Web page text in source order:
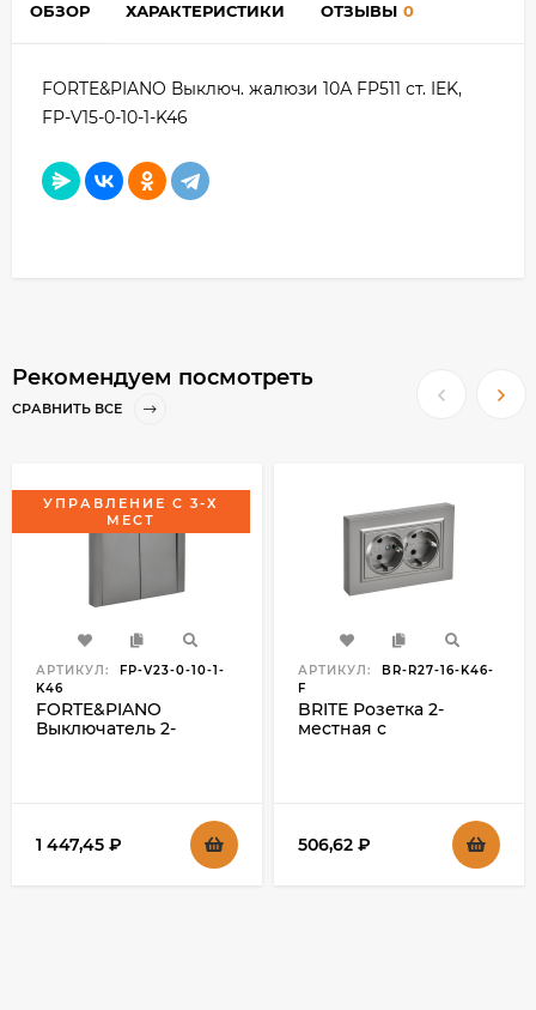
ОБЗОР ХАРАКТЕРИСТИКИ ОТЗЫВЫ 0
FORTE&PIANO Выключ. жалюзи 10А FP511 ст. IEK,
FP-V15-0-10-1-K46
Рекомендуем посмотреть
СРАВНИТЬ ВСЕ
УПРАВЛЕНИЕ С 3-Х
МЕСТ
АРТИКУЛ:
FP-V23-0-10-1-
K46
FORTE&PIANO
Выключатель 2-
1 447,45 ₽
АРТИКУЛ:
BR-R27-16-K46-
F
BRITE Розетка 2-
местная с
IEK, BR-R27-16-K46-F
506,62 ₽